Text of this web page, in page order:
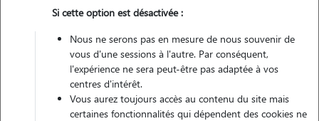
Si cette option est désactivée :
Nous ne serons pas en mesure de nous souvenir de
vous d'une sessions à l'autre. Par conséquent,
l'expérience ne sera peut-être pas adaptée à vos
centres d'intérêt.
Vous aurez toujours accès au contenu du site mais
certaines fonctionnalités qui dépendent des cookies ne